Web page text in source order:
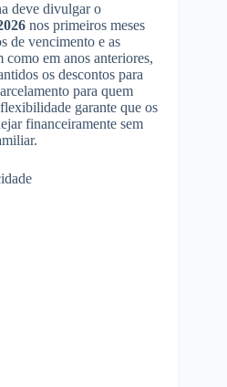
deve divulgar o
nos primeiros meses
de vencimento e as
como em anos anteriores,
os descontos para
para quem
garante que os
financeiramente sem